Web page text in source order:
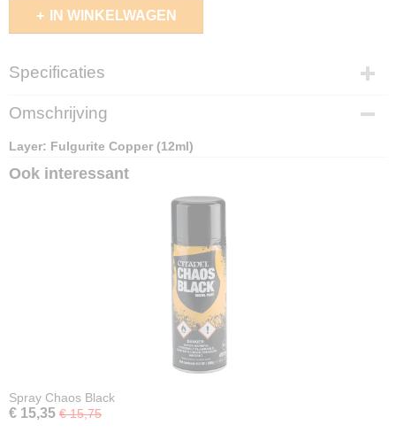
IN WINKELWAGEN
Specificaties
EAN code
5011921187461
Omschrijving
Layer: Fulgurite Copper (12ml)
Ook interessant
Spray Chaos Black
€ 15,35 € 15,75